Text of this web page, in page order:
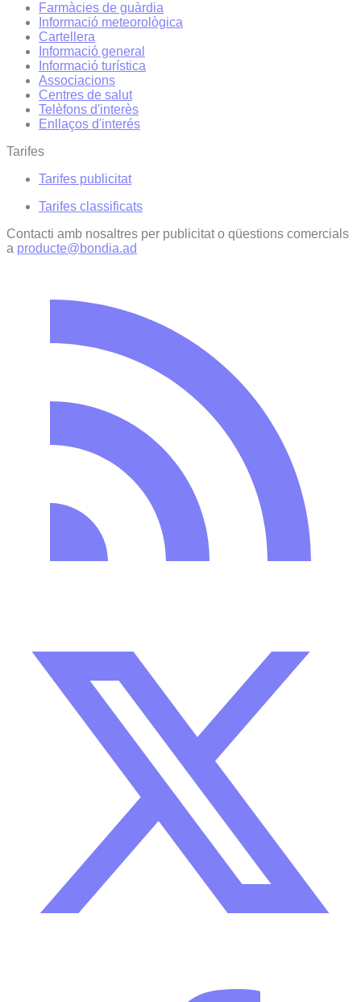
Farmàcies de guàrdia
Informació meteorològica
Cartellera
Informació general
Informació turística
Associacions
Centres de salut
Telèfons d'interès
Enllaços d'interés
Tarifes
Tarifes publicitat
Tarifes classificats
Contacti amb nosaltres per publicitat o qüestions comercials
a producte@bondia.ad